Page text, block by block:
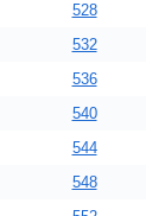
528
532
536
540
544
548